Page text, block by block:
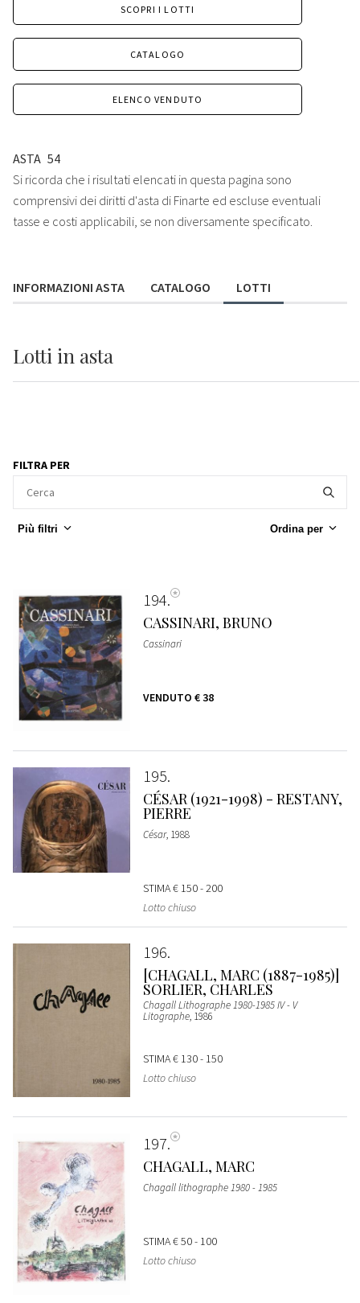
SCOPRI I LOTTI
CATALOGO
ELENCO VENDUTO
ASTA 54
Si ricorda che i risultati elencati in questa pagina sono
comprensivi dei diritti d'asta di Finarte ed escluse eventuali
tasse e costi applicabili, se non diversamente specificato.
INFORMAZIONI ASTA CATALOGO LOTTI
Lotti in asta
FILTRA PER
Più filtri Ordina per
194
CASSINARI, BRUNO
Cassinari
VENDUTO € 38
195
CÉSAR (1921-1998) - RESTANY,
PIERRE
César, 1988
STIMA€ 150 - 200
Lotto chiuso
196
[CHAGALL, MARC (1887-1985)]
SORLIER, CHARLES
Chagall Lithographe 1980-1985 IV - V
Litographe, 1986
STIMA€ 130 - 150
Lotto chiuso
197
CHAGALL, MARC
Chagall lithographe 1980 - 1985
STIMA€ 50 - 100
Lotto chiuso